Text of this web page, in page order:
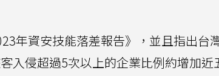
年資安技能落差報告》，並且指出台
入侵超過5次以上的企業比例約增加近